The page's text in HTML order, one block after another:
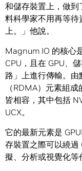
和儲存裝置上，做
料科學家不用再等
上。」他說。
Magnum IO 的核心
CPU，且在 GPU、
路」上進行傳輸。
（RDMA）元素組
皆相容，其中包括
UCX。
它的最新元素是
存裝置之際可以繞過
擬、分析或視覺化等